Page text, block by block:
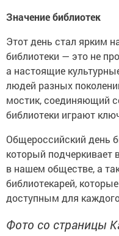
Значение библиотек
Этот день стал ярким
библиотеки — это не
а настоящие
людей разных
мостик, соединяющий
библиотеки играют
Общероссийский день
который подчеркивает
в нашем обществе, а
библиотекарей,
доступным для
Фото со страницы